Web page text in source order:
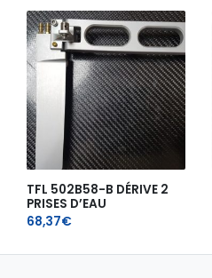
TFL 502B58-B DÉRIVE 2
PRISES D’EAU
68,37€